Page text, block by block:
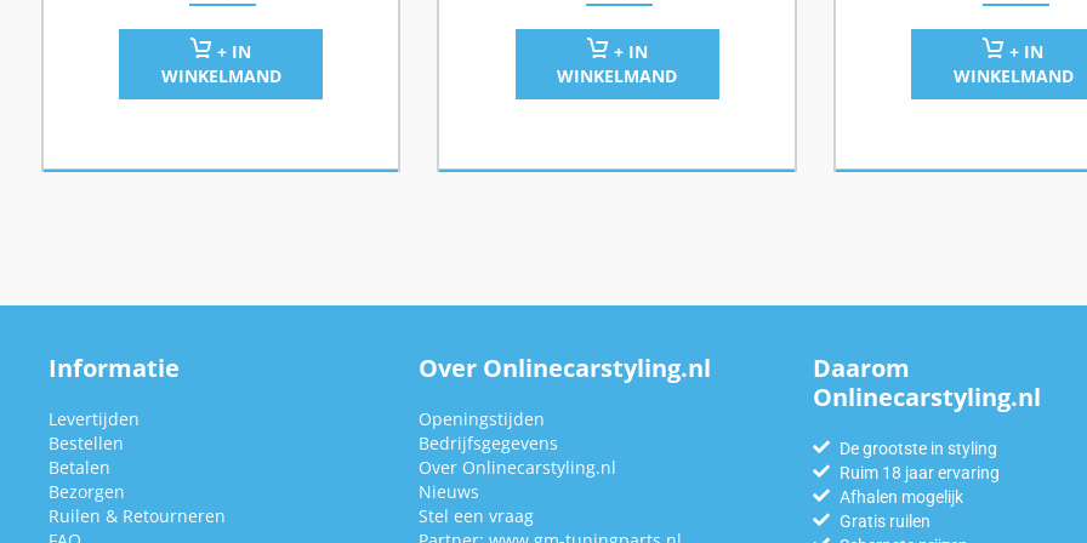
+ IN
WINKELMAND
+ IN
WINKELMAND
+ IN
WINKELMAND
Informatie
Levertijden
Bestellen
Betalen
Bezorgen
Ruilen & Retourneren
Over Onlinecarstyling.nl
Openingstijden
Bedrijfsgegevens
Over Onlinecarstyling.nl
Nieuws
Stel een vraag
Daarom
Onlinecarstyling.nl
De grootste in styling
Ruim 18 jaar ervaring
Afhalen mogelijk
Gratis ruilen